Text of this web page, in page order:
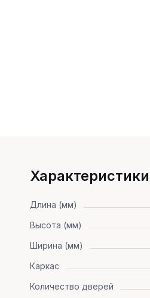
Характеристики
Длина (мм)
Высота (мм)
Ширина (мм)
Каркас
Количество дверей